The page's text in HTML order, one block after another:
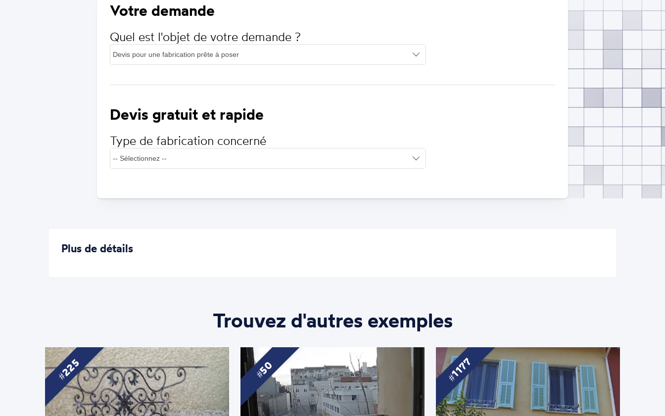
Votre demande
Quel est l'objet de votre demande ?
Devis gratuit et rapide
Type de fabrication concerné
Plus de détails
Trouvez d'autres exemples
225 50 1177